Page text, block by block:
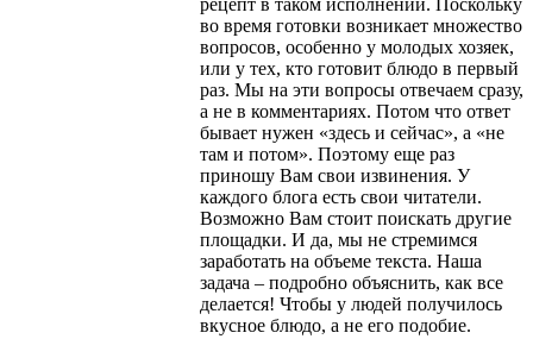
рецепт в таком исполнении. Поскольку
во время готовки возникает множество
вопросов, особенно у молодых хозяек,
или у тех, кто готовит блюдо в первый
раз. Мы на эти вопросы отвечаем сразу,
а не в комментариях. Потом что ответ
бывает нужен «здесь и сейчас», а «не
там и потом». Поэтому еще раз
приношу Вам свои извинения. У
каждого блога есть свои читатели.
Возможно Вам стоит поискать другие
площадки. И да, мы не стремимся
заработать на объеме текста. Наша
задача – подробно объяснить, как все
делается! Чтобы у людей получилось
вкусное блюдо, а не его подобие.